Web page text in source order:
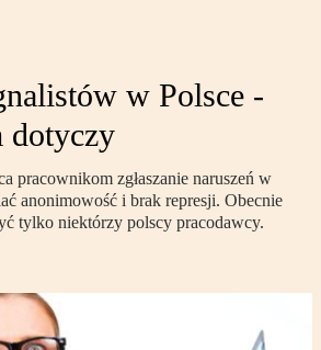
w Polsce -
dotyczy
pracownikom zgłaszanie naruszeń w
anonimowość i brak represji. Obecnie
tylko niektórzy polscy pracodawcy.